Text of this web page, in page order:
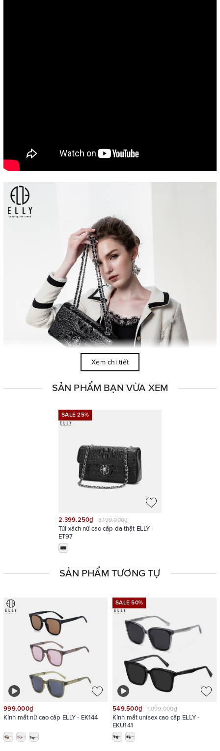
Xem chi tiết
SẢN PHẨM BẠN VỪA XEM
SALE 25%
SALE 25%
2.399.250₫ 3.199.000₫
Túi xách nữ cao cấp da thật ELLY -
ET97
SẢN PHẨM TƯƠNG TỰ
999.000₫
Kính mắt nữ cao cấp ELLY - EK144
SALE 50%
549.500₫ 1.099.000₫
Kính mắt unisex cao cấp ELLY -
EKU141